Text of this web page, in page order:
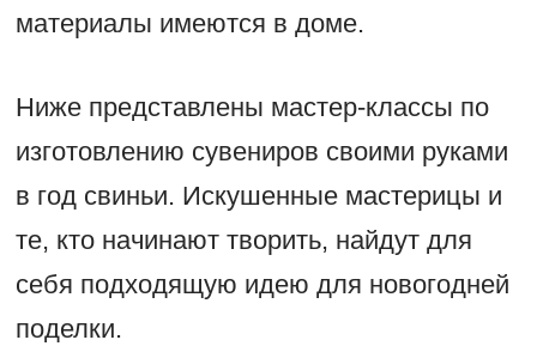
материалы имеются в доме.
Ниже представлены мастер-классы по
изготовлению сувениров своими руками
в год свиньи. Искушенные мастерицы и
те, кто начинают творить, найдут для
себя подходящую идею для новогодней
поделки.